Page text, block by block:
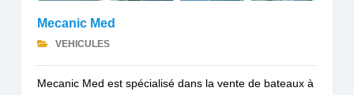
Mecanic Med
VEHICULES
Mecanic Med est spécialisé dans la vente de bateaux à